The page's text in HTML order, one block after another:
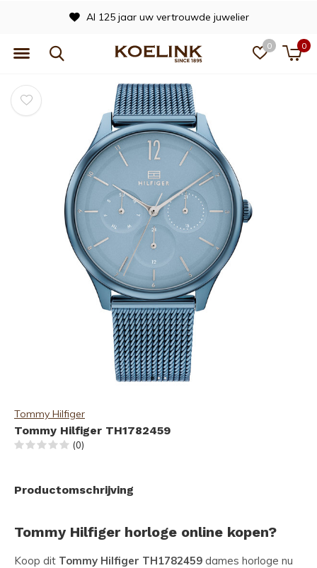
0 0
Al 125 jaar uw vertrouwde juwelier
Tommy Hilfiger
Tommy Hilfiger TH1782459
(0)
Productomschrijving
Tommy Hilfiger horloge online kopen?
Koop dit Tommy Hilfiger TH1782459 dames horloge nu